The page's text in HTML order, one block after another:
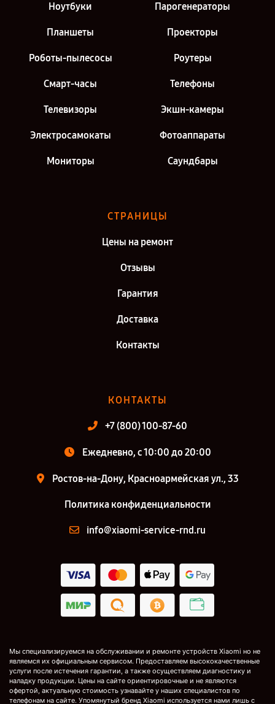
Ноутбуки Парогенераторы
Планшеты Проекторы
Роботы-пылесосы Роутеры
Смарт-часы Телефоны
Телевизоры Экшн-камеры
Электросамокаты Фотоаппараты
Мониторы Саундбары
СТРАНИЦЫ
Цены на ремонт
Отзывы
Гарантия
Доставка
Контакты
КОНТАКТЫ
+7 (800) 100-87-60
Ежедневно, с 10:00 до 20:00
Ростов-на-Дону, Красноармейская ул., 33
Политика конфиденциальности
info@xiaomi-service-rnd.ru
Мы специализируемся на обслуживании и ремонте устройств Xiaomi но не
являемся их официальным сервисом. Предоставляем высококачественные
услуги после истечения гарантии, а также осуществляем диагностику и
наладку продукции. Цены на сайте ориентировочные и не являются
офертой, актуальную стоимость узнавайте у наших специалистов по
телефонам на сайте. Упомянутый бренд Xiaomi используется нами лишь с